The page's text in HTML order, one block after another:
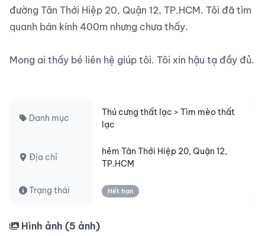
đường Tân Thới Hiệp 20, Quận 12, TP.HCM. Tôi đã tìm
quanh bán kính 400m nhưng chưa thấy.
Mong ai thấy bé liên hệ giúp tôi. Tôi xin hậu tạ đầy đủ.
Danh mục
Thú cưng thất lạc > Tìm mèo thất
lạc
Địa chỉ
hẻm Tân Thới Hiệp 20, Quận 12,
TP.HCM
Trạng thái Hết hạn
Hình ảnh (5 ảnh)